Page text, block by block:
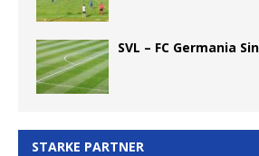
SVL – FC Germania
STARKE PARTNER